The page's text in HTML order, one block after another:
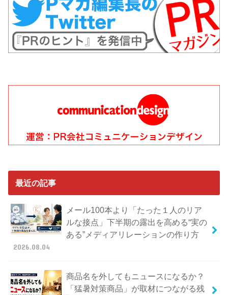
最近の記事
メール100本より「たった１人のリア
ルな接点」下半期の露出を高める“実の
ある”メディアリレーションの作り方
2026.08.04
商品名を外してもニュースになるか？
「猛暑対策商品」が取材につながる残